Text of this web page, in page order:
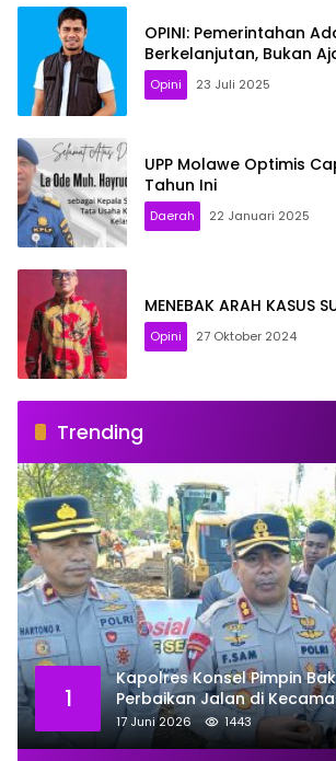
OPINI: Pemerintahan
Berkelanjutan, Bukan
Opini 23 Juli 2025
UPP Molawe Optimis
Tahun Ini
Daerah 22 Januari 2025
MENEBAK ARAH KASUS
Opini 27 Oktober 2024
Trending
1
Kapolres Konsel Pimpin
Perbaikan Jalan di
Titik Rusak Siap Ditambal
17 Juni 2026 1443